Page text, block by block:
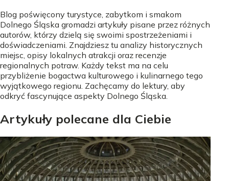
Blog poświęcony turystyce, zabytkom i smakom
Dolnego Śląska gromadzi artykuły pisane przez różnych
autorów, którzy dzielą się swoimi spostrzeżeniami i
doświadczeniami. Znajdziesz tu analizy historycznych
miejsc, opisy lokalnych atrakcji oraz recenzje
regionalnych potraw. Każdy tekst ma na celu
przybliżenie bogactwa kulturowego i kulinarnego tego
wyjątkowego regionu. Zachęcamy do lektury, aby
odkryć fascynujące aspekty Dolnego Śląska.
Artykuły polecane dla Ciebie